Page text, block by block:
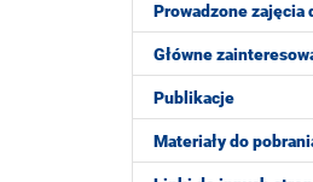
Prowadzone zajęcia
Główne
Publikacje
Materiały do